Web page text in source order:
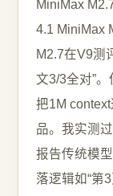
MiniMax
4.1 MiniMax
M2.7在V9测
文3/3全对”
把1M
品。我实测
报告传统模
落逻辑如“第